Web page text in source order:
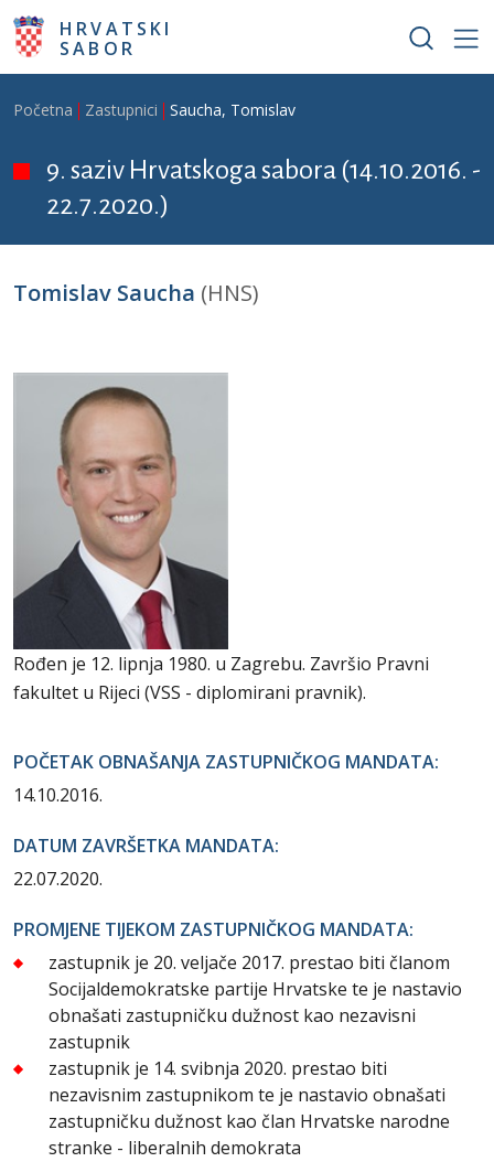
Skoči na glavni sadržaj
HRVATSKI
SABOR
Breadcrumb
Početna Zastupnici Saucha, Tomislav
9. saziv Hrvatskoga sabora (14.10.2016. -
22.7.2020.)
Tomislav Saucha (HNS)
Rođen je 12. lipnja 1980. u Zagrebu. Završio Pravni
fakultet u Rijeci (VSS - diplomirani pravnik).
POČETAK OBNAŠANJA ZASTUPNIČKOG MANDATA:
14.10.2016.
DATUM ZAVRŠETKA MANDATA:
22.07.2020.
PROMJENE TIJEKOM ZASTUPNIČKOG MANDATA:
zastupnik je 20. veljače 2017. prestao biti članom
Socijaldemokratske partije Hrvatske te je nastavio
obnašati zastupničku dužnost kao nezavisni
zastupnik
zastupnik je 14. svibnja 2020. prestao biti
nezavisnim zastupnikom te je nastavio obnašati
zastupničku dužnost kao član Hrvatske narodne
stranke - liberalnih demokrata